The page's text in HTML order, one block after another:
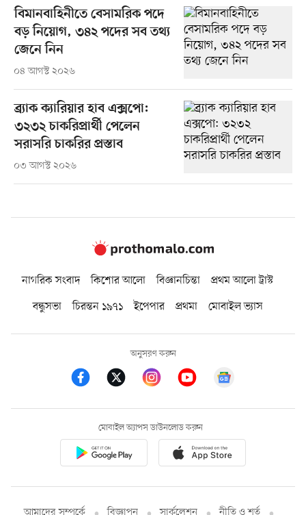
বিমানবাহিনীতে বেসামরিক পদে
বড় নিয়োগ, ৩৪২ পদের সব তথ্য
জেনে নিন
০৪ আগস্ট ২০২৬
ব্র্যাক ক্যারিয়ার হাব এক্সপো:
৩২৩২ চাকরিপ্রার্থী পেলেন
সরাসরি চাকরির প্রস্তাব
০৩ আগস্ট ২০২৬
নাগরিক সংবাদ কিশোর আলো বিজ্ঞানচিন্তা
প্রথম আলো ট্রাস্ট
বন্ধুসভা
চিরন্তন ১৯৭১ ইপেপার প্রথমা মোবাইল ভ্যাস
অনুসরণ করুন
মোবাইল অ্যাপস ডাউনলোড করুন